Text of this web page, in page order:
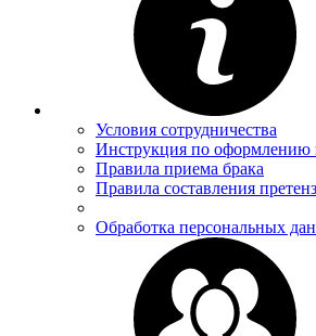
Условия сотрудничества
Инструкция по оформлению
Правила приема брака
Правила составления
Обработка персональных